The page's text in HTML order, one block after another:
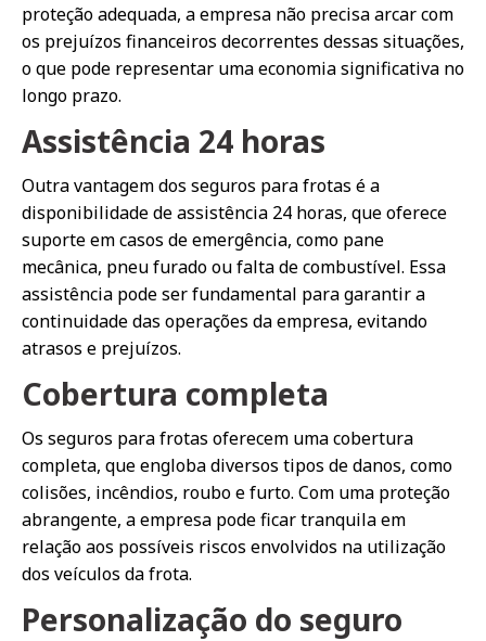
proteção adequada, a empresa não precisa arcar com
os prejuízos financeiros decorrentes dessas situações,
o que pode representar uma economia significativa no
longo prazo.
Assistência 24 horas
Outra vantagem dos seguros para frotas é a
disponibilidade de assistência 24 horas, que oferece
suporte em casos de emergência, como pane
mecânica, pneu furado ou falta de combustível. Essa
assistência pode ser fundamental para garantir a
continuidade das operações da empresa, evitando
atrasos e prejuízos.
Cobertura completa
Os seguros para frotas oferecem uma cobertura
completa, que engloba diversos tipos de danos, como
colisões, incêndios, roubo e furto. Com uma proteção
abrangente, a empresa pode ficar tranquila em
relação aos possíveis riscos envolvidos na utilização
dos veículos da frota.
Personalização do seguro